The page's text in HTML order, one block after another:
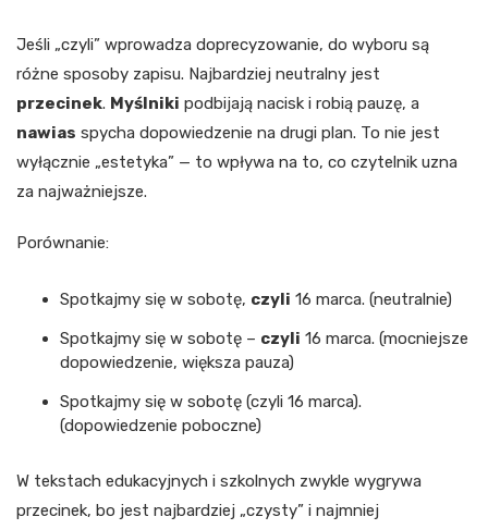
Jeśli „czyli” wprowadza doprecyzowanie, do wyboru są
różne sposoby zapisu. Najbardziej neutralny jest
przecinek. Myślniki podbijają nacisk i robią pauzę, a
nawias spycha dopowiedzenie na drugi plan. To nie jest
wyłącznie „estetyka” — to wpływa na to, co czytelnik uzna
za najważniejsze.
Porównanie:
Spotkajmy się w sobotę, czyli 16 marca. (neutralnie)
Spotkajmy się w sobotę – czyli 16 marca. (mocniejsze
dopowiedzenie, większa pauza)
Spotkajmy się w sobotę (czyli 16 marca).
(dopowiedzenie poboczne)
W tekstach edukacyjnych i szkolnych zwykle wygrywa
przecinek, bo jest najbardziej „czysty” i najmniej